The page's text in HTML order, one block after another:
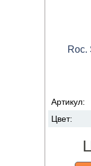
Roc.
Артикул:
Цвет: